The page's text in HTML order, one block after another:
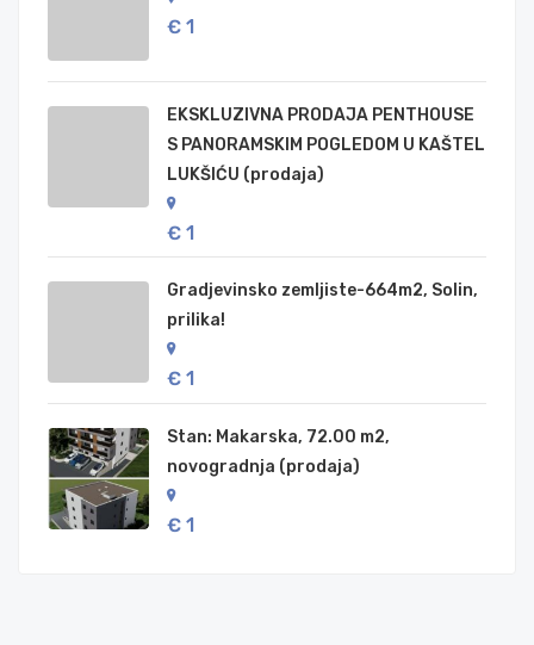
€ 1
EKSKLUZIVNA PRODAJA PENTHOUSE
S PANORAMSKIM POGLEDOM U KAŠTEL
LUKŠIĆU (prodaja)
€ 1
Gradjevinsko zemljiste-664m2, Solin,
prilika!
€ 1
Stan: Makarska, 72.00 m2,
novogradnja (prodaja)
€ 1